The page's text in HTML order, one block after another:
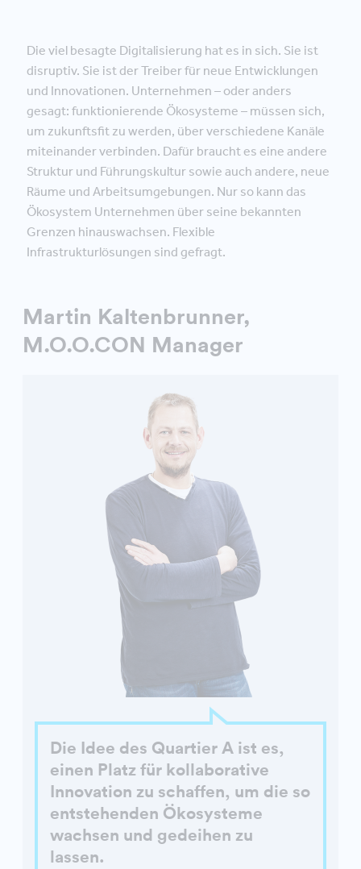
Die viel besagte Digitalisierung hat es in sich. Sie ist
disruptiv. Sie ist der Treiber für neue Entwicklungen
und Innovationen. Unternehmen – oder anders
gesagt: funktionierende Ökosysteme – müssen sich,
um zukunftsfit zu werden, über verschiedene Kanäle
miteinander verbinden. Dafür braucht es eine andere
Struktur und Führungskultur sowie auch andere, neue
Räume und Arbeitsumgebungen. Nur so kann das
Ökosystem Unternehmen über seine bekannten
Grenzen hinauswachsen. Flexible
Infrastrukturlösungen sind gefragt.
Martin Kaltenbrunner,
M.O.O.CON Manager
Die Idee des Quartier A ist es,
einen Platz für kollaborative
Innovation zu schaffen, um die so
entstehenden Ökosysteme
wachsen und gedeihen zu
lassen.